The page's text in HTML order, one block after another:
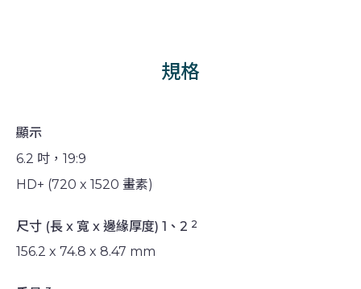
規格
顯示
6.2 吋，19:9
HD+ (720 x 1520 畫素)
尺寸 (長 x 寬 x 邊緣厚度) 1、2 2
156.2 x 74.8 x 8.47 mm